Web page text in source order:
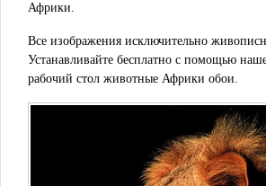
Африки.
Все изображения исключительно
Устанавливайте бесплатно с помощью
рабочий стол животные Африки обои.